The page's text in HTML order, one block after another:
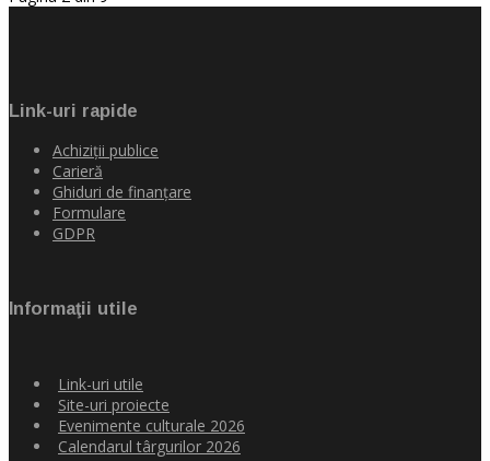
Link-uri rapide
Achiziţii publice
Carieră
Ghiduri de finanţare
Formulare
GDPR
Informaţii utile
Link-uri utile
Site-uri proiecte
Evenimente culturale 2026
Calendarul târgurilor 2026